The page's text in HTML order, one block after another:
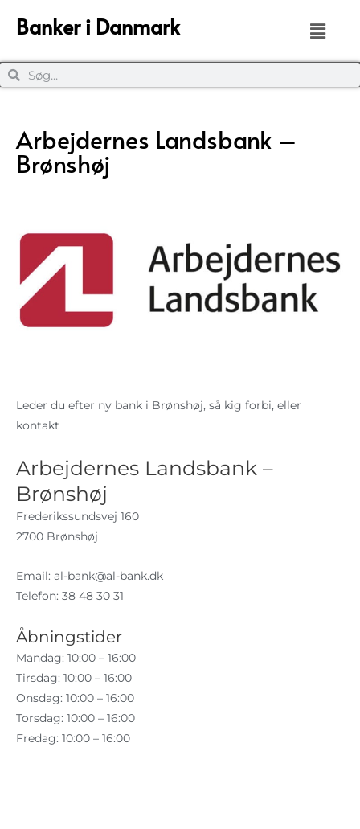
Banker i Danmark
Arbejdernes Landsbank –
Brønshøj
Leder du efter ny bank i Brønshøj, så kig forbi, eller
kontakt
Arbejdernes Landsbank –
Brønshøj
Frederikssundsvej 160
2700 Brønshøj
Email: al-bank@al-bank.dk
Telefon: 38 48 30 31
Åbningstider
Mandag: 10:00 – 16:00
Tirsdag: 10:00 – 16:00
Onsdag: 10:00 – 16:00
Torsdag: 10:00 – 16:00
Fredag: 10:00 – 16:00